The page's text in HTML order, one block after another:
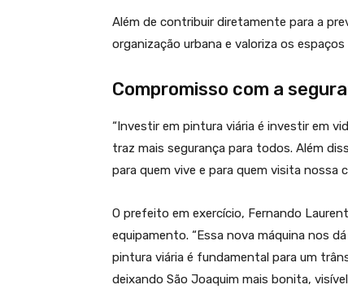
Além de contribuir diretamente para a
organização urbana e valoriza os
Compromisso com a
“Investir em pintura viária é investir em
traz mais segurança para todos. Além
para quem vive e para quem visita nossa
O prefeito em exercício, Fernando
equipamento. “Essa nova máquina nos
pintura viária é fundamental para um
deixando São Joaquim mais bonita,